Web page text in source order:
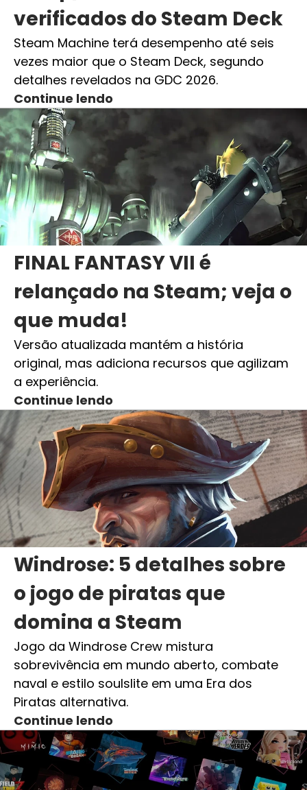
verificados do Steam Deck
Steam Machine terá desempenho até seis
vezes maior que o Steam Deck, segundo
detalhes revelados na GDC 2026.
Continue lendo
FINAL FANTASY VII é
relançado na Steam; veja o
que muda!
Versão atualizada mantém a história
original, mas adiciona recursos que agilizam
a experiência.
Continue lendo
Windrose: 5 detalhes sobre
o jogo de piratas que
domina a Steam
Jogo da Windrose Crew mistura
sobrevivência em mundo aberto, combate
naval e estilo soulslite em uma Era dos
Piratas alternativa.
Continue lendo